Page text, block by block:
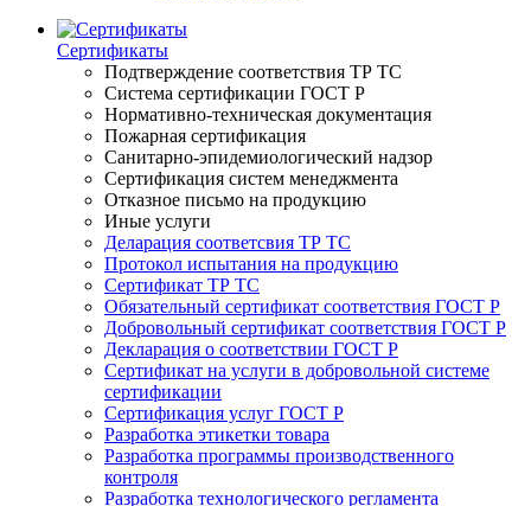
Сертификаты
Подтверждение соответствия ТР ТС
Система сертификации ГОСТ Р
Нормативно-техническая документация
Пожарная сертификация
Санитарно-эпидемиологический надзор
Сертификация систем менеджмента
Отказное письмо на продукцию
Иные услуги
Деларация соответсвия ТР ТС
Протокол испытания на продукцию
Сертификат ТР ТС
Обязательный сертификат соответствия ГОСТ Р
Добровольный сертификат соответствия ГОСТ Р
Декларация о соответствии ГОСТ Р
Сертификат на услуги в добровольной системе
сертификации
Сертификация услуг ГОСТ Р
Разработка этикетки товара
Разработка программы производственного
контроля
Разработка технологического регламента